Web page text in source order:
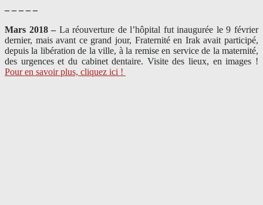
– – – – –
Mars 2018 – La réouverture de l’hôpital fut inaugurée le 9 février
dernier, mais avant ce grand jour, Fraternité en Irak avait participé,
depuis la libération de la ville, à la remise en service de la maternité,
des urgences et du cabinet dentaire. Visite des lieux, en images !
Pour en savoir plus, cliquez ici !